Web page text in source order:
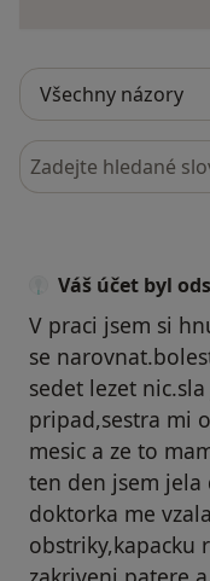
Hledejte v názorech
Váš účet byl
V praci jsem si
se
sedet lezet
pripad,sestra mi
mesic a ze to
ten den jsem
doktorka me
obstriky,kapacku